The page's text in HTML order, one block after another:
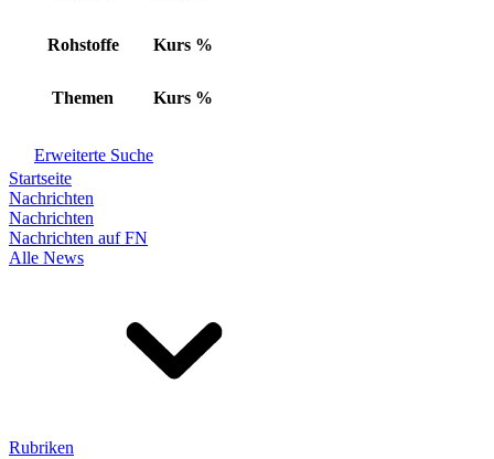
Rohstoffe Kurs %
Themen Kurs %
Erweiterte Suche
Startseite
Nachrichten
Nachrichten
Nachrichten auf FN
Alle News
Rubriken